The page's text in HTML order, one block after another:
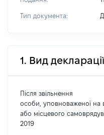
Тип документа:
1. Вид
Після звільнення
особи, уповноваженої на
або місцевого
2019